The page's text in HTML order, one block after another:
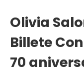
Olivia
Billete
70